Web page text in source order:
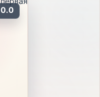
0.0